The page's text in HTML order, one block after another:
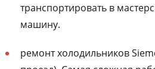
транспортировать в
машину.
ремонт холодильников